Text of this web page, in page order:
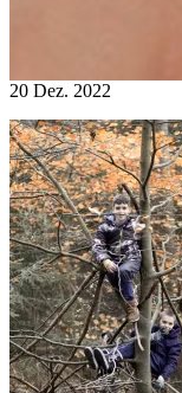
20 Dez. 2022